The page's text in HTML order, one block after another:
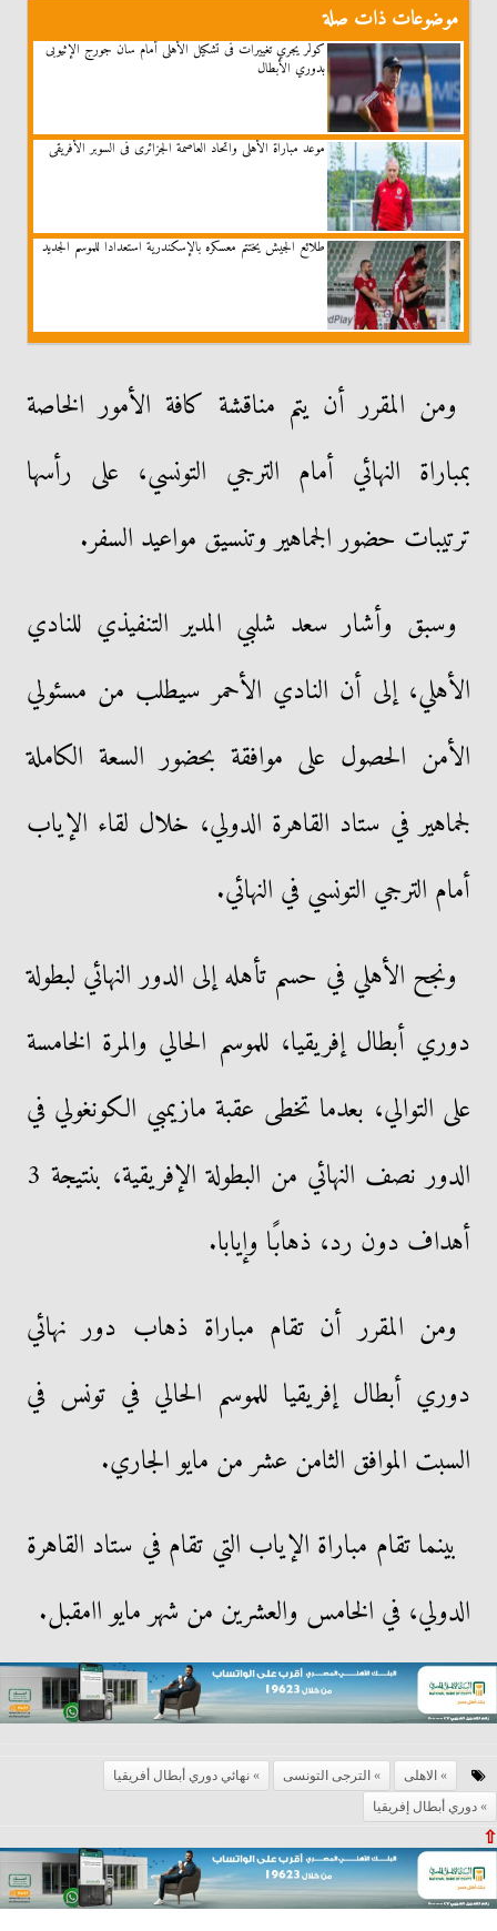
موضوعات ذات صلة
كولر يجري تغييرات فى تشكيل الأهلى أمام سان جورج الإثيوبى
بدوري الأبطال
موعد مباراة الأهلى واتحاد العاصمة الجزائرى فى السوبر الأفريقى
طلائع الجيش يختتم معسكره بالإسكندرية استعدادا للموسم الجديد
ومن المقرر أن يتم مناقشة كافة الأمور الخاصة
بمباراة النهائي أمام الترجي التونسي، على رأسها
ترتيبات حضور الجماهير وتنسيق مواعيد السفر.
وسبق وأشار سعد شلبي المدير التنفيذي للنادي
الأهلي، إلى أن النادي الأحمر سيطلب من مسئولي
الأمن الحصول على موافقة بحضور السعة الكاملة
لجماهير في ستاد القاهرة الدولي، خلال لقاء الإياب
أمام الترجي التونسي في النهائي.
ونجح الأهلي في حسم تأهله إلى الدور النهائي لبطولة
دوري أبطال إفريقيا، للموسم الحالي والمرة الخامسة
على التوالي، بعدما تخطى عقبة مازيمبي الكونغولي في
الدور نصف النهائي من البطولة الإفريقية، بنتيجة 3
أهداف دون رد، ذهابًا وإيابا.
ومن المقرر أن تقام مباراة ذهاب دور نهائي
دوري أبطال إفريقيا للموسم الحالي في تونس في
السبت الموافق الثامن عشر من مايو الجاري.
بينما تقام مباراة الإياب التي تقام في ستاد القاهرة
الدولي، في الخامس والعشرين من شهر مايو اامقبل.
الاهلى الترجى التونسى
نهائي دوري أبطال أفريقيا
دوري أبطال إفريقيا
⇧